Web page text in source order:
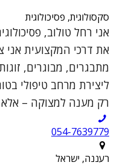
סקסולוגית, פסיכולוגית
אני רחל טולוב,
את דרכי המקצועית אני
מתבגרים, מבוגרים,
ליצירת מרחב טיפולי
רק מענה למצוקה –
054-7639779
רעננה, ישראל